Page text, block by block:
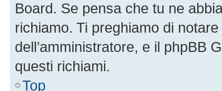
Board. Se pensa che tu ne
richiamo. Ti preghiamo di
dell’amministratore, e il phpBB
questi richiami.
Top